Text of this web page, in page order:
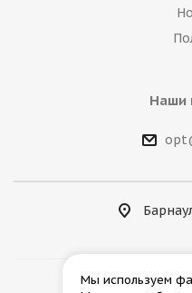
Наши
Мы используем